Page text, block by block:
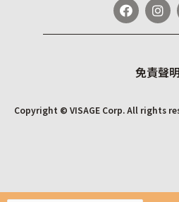
Copyright © VISAGE Corp. All rights
免責聲明